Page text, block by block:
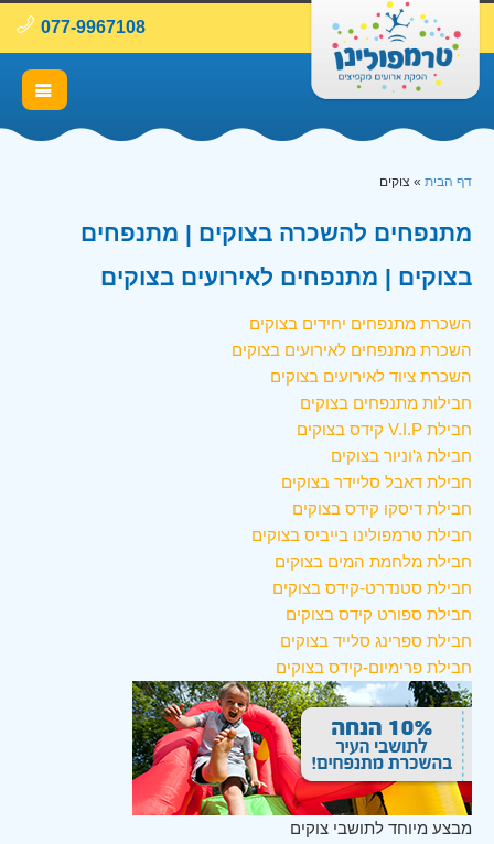
077-9967108
דף הבית » צוקים
מתנפחים להשכרה בצוקים | מתנפחים
בצוקים | מתנפחים לאירועים בצוקים
השכרת מתנפחים יחידים בצוקים
השכרת מתנפחים לאירועים בצוקים
השכרת ציוד לאירועים בצוקים
חבילות מתנפחים בצוקים
חבילת V.I.P קידס בצוקים
חבילת ג'וניור בצוקים
חבילת דאבל סליידר בצוקים
חבילת דיסקו קידס בצוקים
חבילת טרמפולינו בייביס בצוקים
חבילת מלחמת המים בצוקים
חבילת סטנדרט-קידס בצוקים
חבילת ספורט קידס בצוקים
חבילת ספרינג סלייד בצוקים
חבילת פרימיום-קידס בצוקים
מבצע מיוחד לתושבי צוקים